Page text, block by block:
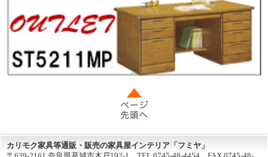
カリモク家具等通販・販売の家具屋インテリア「フミヤ」